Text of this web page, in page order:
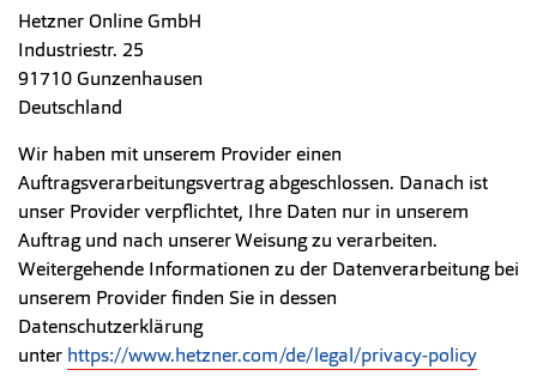
Hetzner Online GmbH
Industriestr. 25
91710 Gunzenhausen
Deutschland
Wir haben mit unserem Provider einen
Auftragsverarbeitungsvertrag abgeschlossen. Danach ist
unser Provider verpflichtet, Ihre Daten nur in unserem
Auftrag und nach unserer Weisung zu verarbeiten.
Weitergehende Informationen zu der Datenverarbeitung bei
unserem Provider finden Sie in dessen
Datenschutzerklärung
unter https://www.hetzner.com/de/legal/privacy-policy